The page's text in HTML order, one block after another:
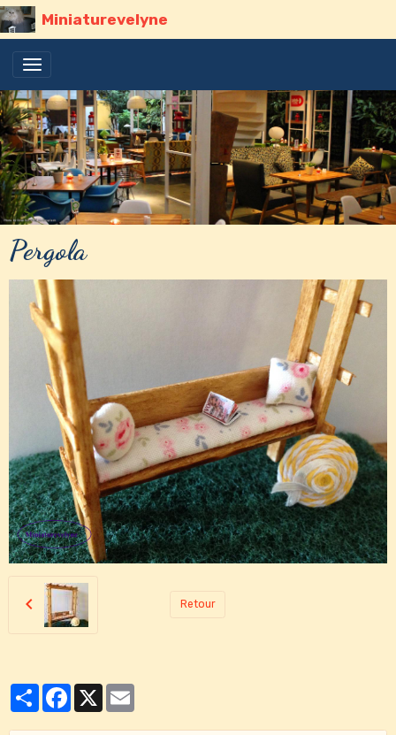
Miniaturevelyne
Pergola
Retour
PartagerFacebook
X